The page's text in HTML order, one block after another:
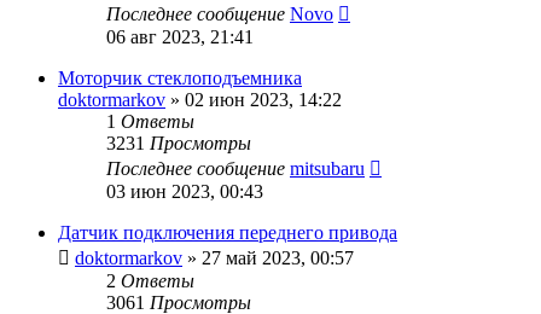
Последнее сообщение Novo
06 авг 2023, 21:41
Моторчик стеклоподъемника
doktormarkov » 02 июн 2023, 14:22
1 Ответы
3231 Просмотры
Последнее сообщение mitsubaru
03 июн 2023, 00:43
Датчик подключения переднего привода
doktormarkov » 27 май 2023, 00:57
2 Ответы
3061 Просмотры